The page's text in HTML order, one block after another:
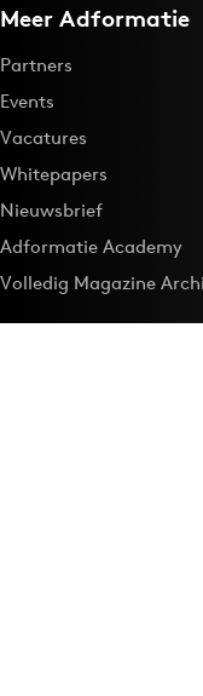
Meer Adformatie
Partners
Events
Vacatures
Whitepapers
Nieuwsbrief
Adformatie Academy
Volledig Magazine